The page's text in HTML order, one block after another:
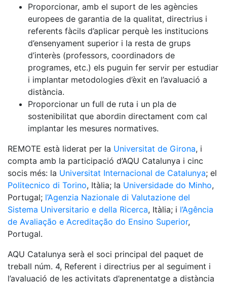
Proporcionar, amb el suport de les agències
europees de garantia de la qualitat, directrius i
referents fàcils d’aplicar perquè les institucions
d’ensenyament superior i la resta de grups
d’interès (professors, coordinadors de
programes, etc.) els puguin fer servir per estudiar
i implantar metodologies d’èxit en l’avaluació a
distància.
Proporcionar un full de ruta i un pla de
sostenibilitat que abordin directament com cal
implantar les mesures normatives.
REMOTE està liderat per la Universitat de Girona, i
compta amb la participació d’AQU Catalunya i cinc
socis més: la Universitat Internacional de Catalunya; el
Politecnico di Torino, Itàlia; la Universidade do Minho,
Portugal; l’Agenzia Nazionale di Valutazione del
Sistema Universitario e della Ricerca, Itàlia; i l’Agência
de Avaliação e Acreditação do Ensino Superior,
Portugal.
AQU Catalunya serà el soci principal del paquet de
treball núm. 4, Referent i directrius per al seguiment i
l’avaluació de les activitats d’aprenentatge a distància